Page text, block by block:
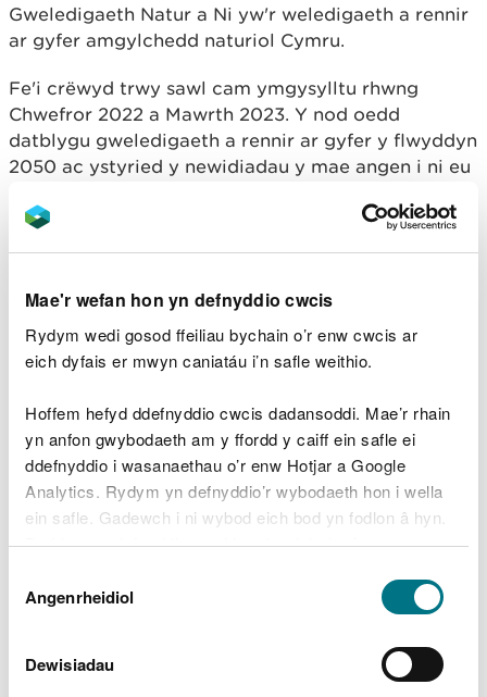
Mae'r wefan hon yn defnyddio cwcis
Rydym wedi gosod ffeiliau bychain o’r enw cwcis ar
eich dyfais er mwyn caniatáu i’n safle weithio.
Hoffem hefyd ddefnyddio cwcis dadansoddi. Mae’r rhain
yn anfon gwybodaeth am y ffordd y caiff ein safle ei
ddefnyddio i wasanaethau o’r enw Hotjar a Google
Analytics. Rydym yn defnyddio’r wybodaeth hon i wella
ein safle. Gadewch i ni wybod eich bod yn fodlon â hyn.
Byddwn yn defnyddio cwci i gadw eich dewis.
Gellirdarllen mwy am ein cwcis cyn i chi ddewis.
Caniatâd
Angenrheidiol
Dewisiadau
Gweledigaeth Natur a Ni yw'r weledigaeth a rennir
ar gyfer amgylchedd naturiol Cymru.
Fe'i crëwyd trwy sawl cam ymgysylltu rhwng
Chwefror 2022 a Mawrth 2023. Y nod oedd
datblygu gweledigaeth a rennir ar gyfer y flwyddyn
2050 ac ystyried y newidiadau y mae angen i ni eu
fel gwlad, i fynd i'r afael â'r argyfyngau natur a'r
Casglwyd safbwyntiau gan filoedd o bobl ledled
wnaethom ofyn i Gynulliad Dinasyddion ystyried y
safbwyntiau hynny, a chreu'r Weledigaeth a rennir.
Ewch iwww.naturani.cymru i ddarllen y
weledigaeth a rennir ar gyfer yr amgylchedd ac i
gael rhagor o wybodaeth am y rhaglen.
Canfyddiadau'r sgwrs
2022 ac fe'i cynhaliwyd ar-lein. Cynhaliwyd yr ail
gam dros yr haf a dechrau'r Hydref. Yng ngwanwyn